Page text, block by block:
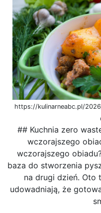
https://kulinarneabc.pl/
## Kuchnia zero
wczorajszego
wczorajszego
baza do stworzenia
na drugi dzień. Oto
udowadniają, że